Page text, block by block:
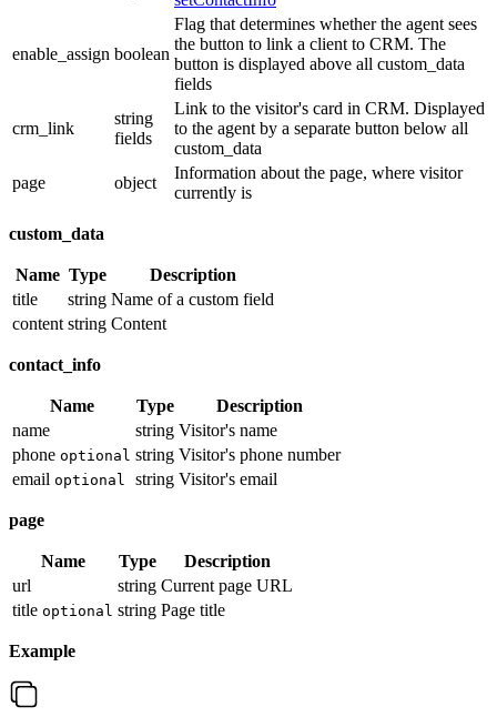
enable_assign boolean
Flag that determines whether the agent sees
the button to link a client to CRM. The
button is displayed above all custom_data
fields
crm_link
string
fields
Link to the visitor's card in CRM. Displayed
to the agent by a separate button below all
custom_data
page
object
Information about the page, where visitor
currently is
custom_data
Name Type
Description
title
string Name of a custom field
content string Content
contact_info
Name Type
Description
name
string Visitor's name
phone optional string Visitor's phone number
email optional string Visitor's email
page
Name Type
Description
url
string Current page URL
title optional string Page title
Example